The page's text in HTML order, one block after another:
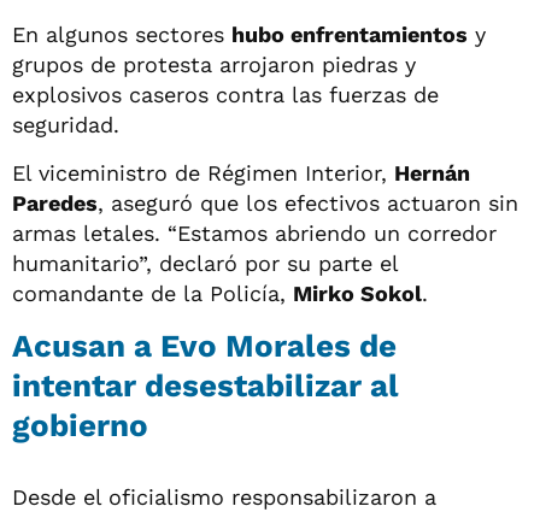
En algunos sectores hubo enfrentamientos y
grupos de protesta arrojaron piedras y
explosivos caseros contra las fuerzas de
seguridad.
El viceministro de Régimen Interior, Hernán
Paredes, aseguró que los efectivos actuaron sin
armas letales. “Estamos abriendo un corredor
humanitario”, declaró por su parte el
comandante de la Policía, Mirko Sokol.
Acusan a Evo Morales de
intentar desestabilizar al
gobierno
Desde el oficialismo responsabilizaron a